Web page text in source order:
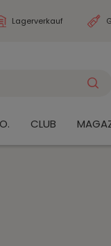
Lagerverkauf
CLUB